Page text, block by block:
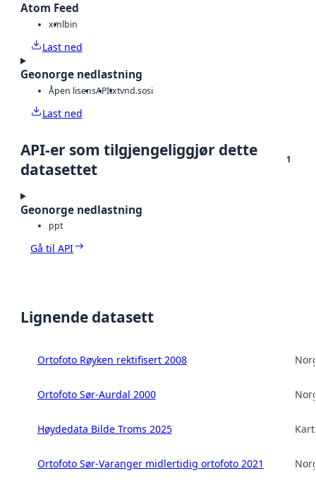
Atom Feed
xmlbin
Last ned
Geonorge nedlastning
Åpen lisensAPItxtvnd.sosi
Last ned
API-er som tilgjengeliggjør dette
datasettet
1
Geonorge nedlastning
ppt
Gå til API
Lignende datasett
Ortofoto Røyken rektifisert 2008
Ortofoto Sør-Aurdal 2000
Høydedata Bilde Troms 2025
Ortofoto Sør-Varanger midlertidig ortofoto 2021